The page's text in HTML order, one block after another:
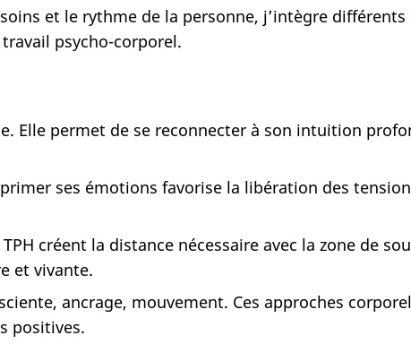
et le rythme de la personne, j’intègre
psycho-corporel.
Elle permet de se reconnecter à son intuition
ses émotions favorise la libération des
créent la distance nécessaire avec la zone de
et vivante.
ancrage, mouvement. Ces approches
positives.